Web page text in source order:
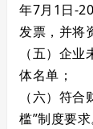
年7月1日-
发票，并将
（五）企
体名单；
（六）符
槛”制度要求